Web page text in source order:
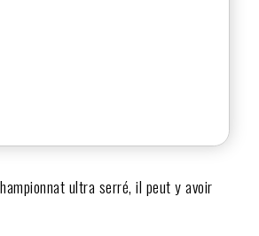
ultra serré, il peut y avoir